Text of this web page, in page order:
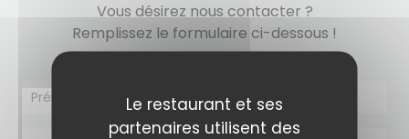
Le restaurant et ses
partenaires utilisent des
Vous désirez nous contacter ?
Remplissez le formulaire ci-dessous !